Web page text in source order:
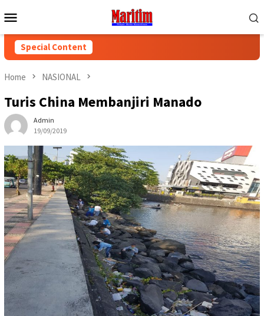
to
Menu
Special Content
Home NASIONAL
Turis China Membanjiri Manado
Admin
19/09/2019